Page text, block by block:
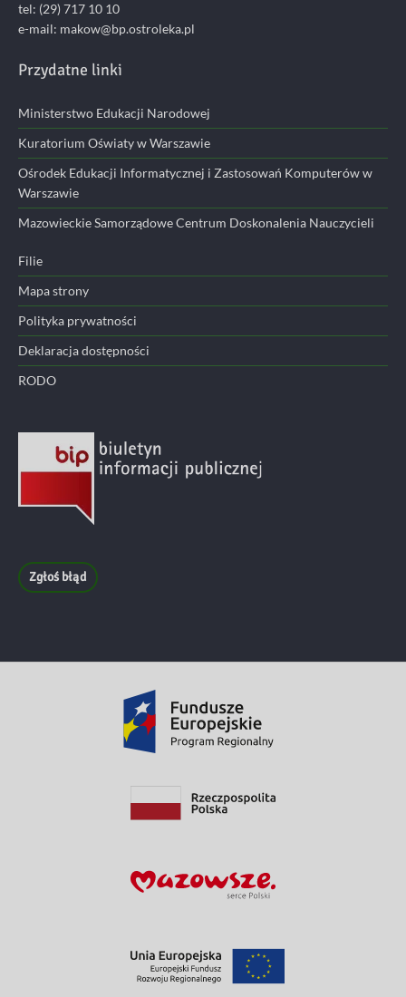
tel: (29) 717 10 10
e-mail: makow@bp.ostroleka.pl
Przydatne linki
Ministerstwo Edukacji Narodowej
Kuratorium Oświaty w Warszawie
Ośrodek Edukacji Informatycznej i Zastosowań Komputerów w
Warszawie
Mazowieckie Samorządowe Centrum Doskonalenia Nauczycieli
Filie
Mapa strony
Polityka prywatności
Deklaracja dostępności
RODO
Zgłoś błąd